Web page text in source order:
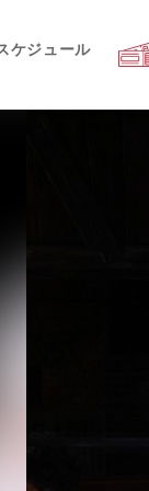
ケジュール